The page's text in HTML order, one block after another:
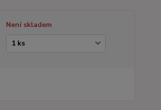
Není skladem